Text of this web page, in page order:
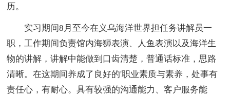
历。
实习期间8月至今在义乌海洋世界担任务讲解员一
职，工作期间负责馆内海狮表演、人鱼表演以及海洋生
物的讲解，讲解中能做到口齿清楚，普通话标准，思路
清晰。在这期间养成了良好的'职业素质与素养，处事有
责任心，有耐心。具有较强的沟通能力、客户服务能